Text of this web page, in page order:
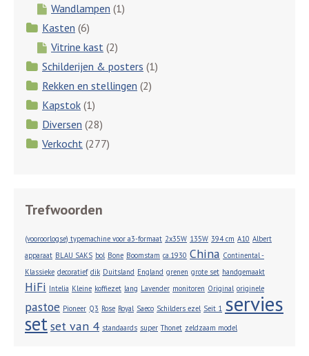
Wandlampen (1)
Kasten (6)
Vitrine kast (2)
Schilderijen & posters (1)
Rekken en stellingen (2)
Kapstok (1)
Diversen (28)
Verkocht (277)
Trefwoorden
(vooroorlogse) typemachine voor a3-formaat 2x35W 135W 394 cm A10 Albert
apparaat BLAU SAKS bol Bone Boomstam ca.1930 China Continental -
Klassieke decoratief dik Duitsland England grenen grote set handgemaakt
HiFi Intelia Kleine koffiezet lang Lavender monitoren Original originele
pastoe Pioneer Q3 Rose Royal Saeco Schilders ezel Seit 1 servies
setset van 4 standaards super Thonet zeldzaam model